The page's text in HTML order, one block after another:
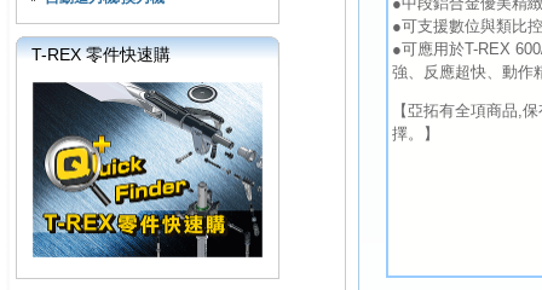
T-REX 零件快速購
●可支援數位與類比
●可應用於T-REX
強、反應超快、動作
【亞拓有全項商品,
擇。】